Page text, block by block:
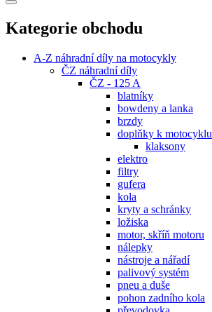
Kategorie obchodu
A-Z náhradní díly na motocykly
ČZ náhradní díly
ČZ - 125 A
blatníky
bowdeny a lanka
brzdy
doplňky k motocyklu
klaksony
elektro
filtry
gufera
kola
kryty a schránky
ložiska
motor, skříň motoru
nálepky
nástroje a nářadí
palivový systém
pneu a duše
pohon zadního kola